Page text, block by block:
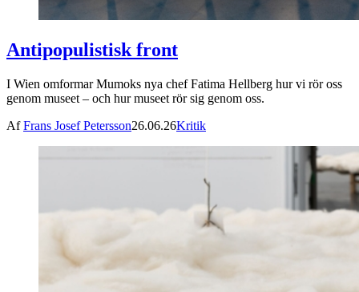
Antipopulistisk front
I Wien omformar Mumoks nya chef Fatima Hellberg hur vi rör oss
genom museet – och hur museet rör sig genom oss.
AfFrans Josef Petersson26.06.26Kritik